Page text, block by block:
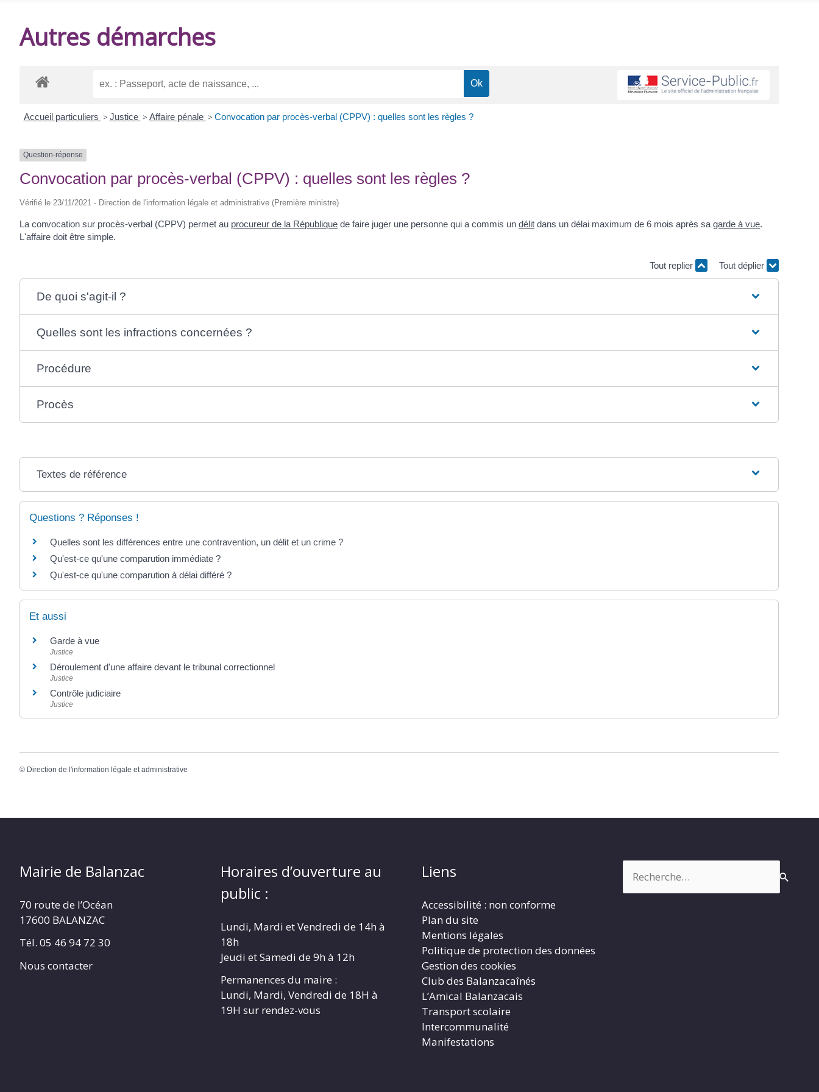
Autres démarches
Accueil particuliers > Justice > Affaire pénale > Convocation par procès-verbal (CPPV) : quelles sont les règles ?
Question-réponse
Convocation par procès-verbal (CPPV) : quelles sont les règles ?
Vérifié le 23/11/2021 - Direction de l'information légale et administrative (Première ministre)
La convocation sur procès-verbal (CPPV) permet au procureur de la République de faire juger une personne qui a commis un délit dans un délai maximum de 6 mois après sa garde à vue.
L'affaire doit être simple.
Tout replier Tout déplier
De quoi s'agit-il ?
Quelles sont les infractions concernées ?
Procédure
Procès
Textes de référence
Questions ? Réponses !
Quelles sont les différences entre une contravention, un délit et un crime ?
Qu'est-ce qu'une comparution immédiate ?
Qu'est-ce qu'une comparution à délai différé ?
Et aussi
Garde à vue
Justice
Déroulement d'une affaire devant le tribunal correctionnel
Justice
Contrôle judiciaire
Justice
© Direction de l'information légale et administrative
Mairie de Balanzac
70 route de l’Océan
17600 BALANZAC
Tél. 05 46 94 72 30
Nous contacter
Horaires d’ouverture au
public :
Lundi, Mardi et Vendredi de 14h à
18h
Jeudi et Samedi de 9h à 12h
Permanences du maire :
Lundi, Mardi, Vendredi de 18H à
19H sur rendez-vous
Liens
Accessibilité : non conforme
Plan du site
Mentions légales
Politique de protection des données
Gestion des cookies
Club des Balanzacaînés
L’Amical Balanzacais
Transport scolaire
Intercommunalité
Manifestations